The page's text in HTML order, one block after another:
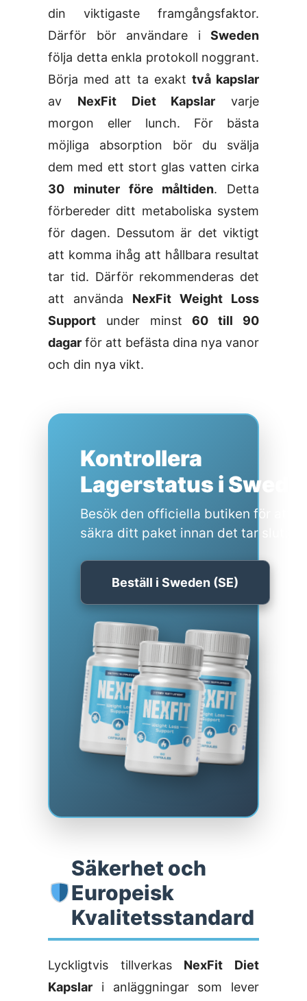
din viktigaste framgångsfaktor.
Därför bör användare i Sweden
följa detta enkla protokoll noggrant.
Börja med att ta exakt två kapslar
av NexFit Diet Kapslar varje
morgon eller lunch. För bästa
möjliga absorption bör du svälja
dem med ett stort glas vatten cirka
30 minuter före måltiden. Detta
förbereder ditt metaboliska system
för dagen. Dessutom är det viktigt
att komma ihåg att hållbara resultat
tar tid. Därför rekommenderas det
att använda NexFit Weight Loss
Support under minst60 till 90
dagar för att befästa dina nya vanor
och din nya vikt.
Kontrollera
Lagerstatus i
Besök den officiella butiken för att
säkra ditt paket innan det tar slut:
Beställ i Sweden (SE)
Säkerhet och
Europeisk
Kvalitetsstandard
Lyckligtvis tillverkas NexFit Diet
Kapslar i anläggningar som lever